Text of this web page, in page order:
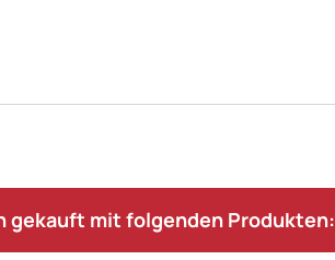
gekauft mit folgenden Produkten: